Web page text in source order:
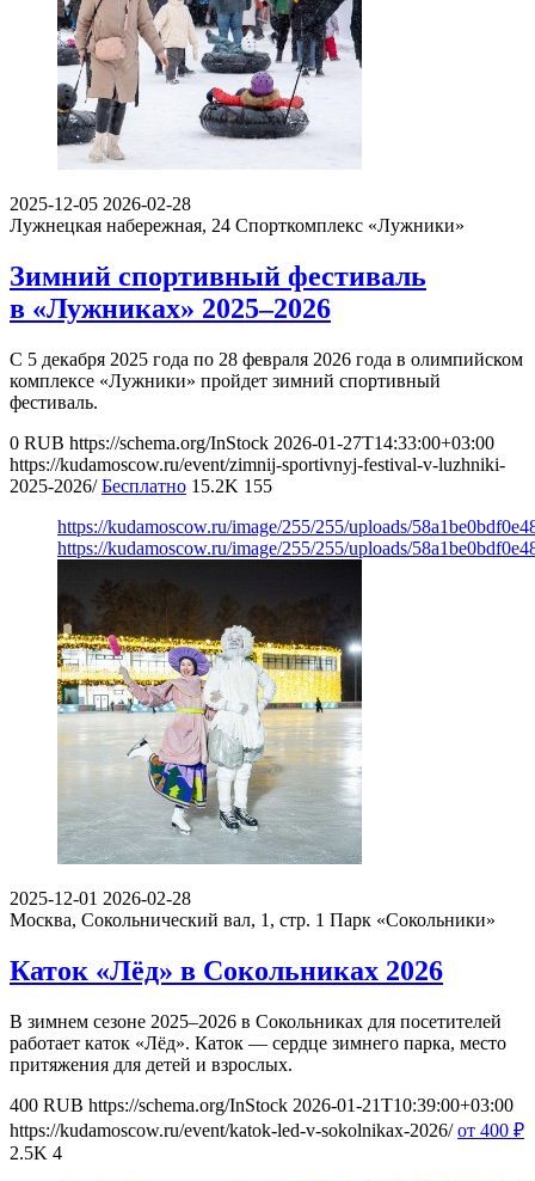
2025-12-05 2026-02-28
Лужнецкая набережная, 24 Спорткомплекс «Лужники»
Зимний спортивный фестиваль
в «Лужниках» 2025–2026
С 5 декабря 2025 года по 28 февраля 2026 года в олимпийском
комплексе «Лужники» пройдет зимний спортивный
фестиваль.
0 RUB https://schema.org/InStock 2026-01-27T14:33:00+03:00
https://kudamoscow.ru/event/zimnij-sportivnyj-festival-v-luzhniki-
2025-2026/ Бесплатно 15.2K 155
https://kudamoscow.ru/image/255/255/uploads/
https://kudamoscow.ru/image/255/255/uploads/
2025-12-01 2026-02-28
Москва, Сокольнический вал, 1, стр. 1 Парк «Сокольники»
Каток «Лёд» в Сокольниках 2026
В зимнем сезоне 2025–2026 в Сокольниках для посетителей
работает каток «Лёд». Каток — сердце зимнего парка, место
притяжения для детей и взрослых.
400 RUB https://schema.org/InStock 2026-01-21T10:39:00+03:00
https://kudamoscow.ru/event/katok-led-v-sokolnikax-2026/ от 400 ₽
2.5K 4